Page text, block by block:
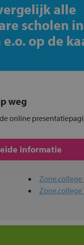
alle
scholen in
e.o. op de
weg
online
informatie
Zone.college